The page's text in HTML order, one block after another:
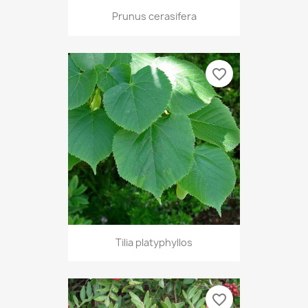
Prunus cerasifera
Tilia platyphyllos
favorite_border
favorite_border